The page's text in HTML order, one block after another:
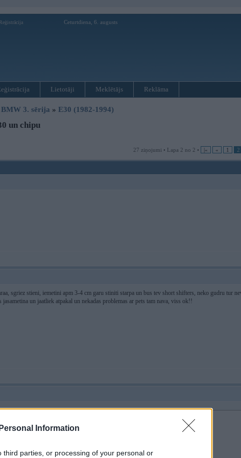
Information
parties, or processing of your personal or
Reģistrācija Ceturtdiena, 6. augusts
Lietotāji Meklētājs Reklāma
BMW 3. sērija » E30 (1982-1994)
un chipu
27 ziņojumi • Lapa 2 no 2 • |« « 1 2
sgriez stieni, iemetini apm 3-4 cm garu stiniti starpa un bus tev short shifters, neko gudru tur
un jaatliek atpakal un nekadas problemas ar pets tam nava, viss ok!!
izglitojosho pecpusdienu! Ko tas short-shifteris dara???
esmu, nu un, ka klokjis iisaaks un liiks? Kas notiek, kad vinju uzliek?